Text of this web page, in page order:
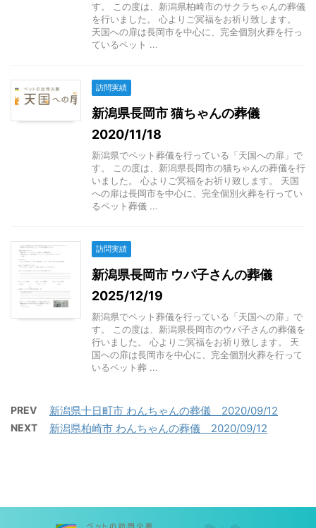
す。 この度は、新潟県柏崎市のサクラちゃんの葬儀
を行いました。 心よりご冥福をお祈り致します。
天国への扉は長岡市を中心に、完全個別火葬を行っ
ているペット ...
訪問実績
新潟県長岡市 猫ちゃんの葬儀
2020/11/18
新潟県でペット葬儀を行っている「天国への扉」で
す。 この度は、新潟県長岡市の猫ちゃんの葬儀を行
いました。 心よりご冥福をお祈り致します。 天国
への扉は長岡市を中心に、完全個別火葬を行ってい
るペット葬儀 ...
訪問実績
新潟県長岡市 ウパ子さんの葬儀
2025/12/19
新潟県でペット葬儀を行っている「天国への扉」で
す。 この度は、新潟県長岡市のウパ子さんの葬儀を
行いました。 心よりご冥福をお祈り致します。 天
国への扉は長岡市を中心に、完全個別火葬を行って
いるペット葬 ...
PREV 新潟県十日町市 わんちゃんの葬儀 2020/09/12
NEXT 新潟県柏崎市 わんちゃんの葬儀 2020/09/12